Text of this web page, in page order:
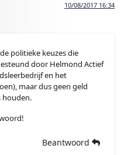
10/08/2017 16:34
politieke keuzes die
door Helmond Actief
en het
maar dus geen geld
houden.
Beantwoord